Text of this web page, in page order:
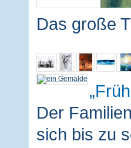
Das große
Der
sich bis zu